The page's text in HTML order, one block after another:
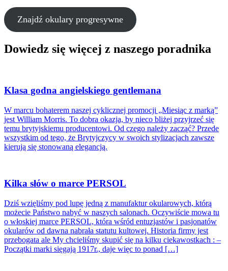
Znajdź okulary progresywne
Dowiedz się więcej z naszego poradnika
Klasa godna angielskiego gentlemana
W marcu bohaterem naszej cyklicznej promocji „Miesiąc z marką”
jest William Morris. To dobra okazja, by nieco bliżej przyjrzeć się
temu brytyjskiemu producentowi. Od czego należy zacząć? Przede
wszystkim od tego, że Brytyjczycy w swoich stylizacjach zawsze
kierują się stonowaną elegancją.
Kilka słów o marce PERSOL
Dziś wzięliśmy pod lupę jedną z manufaktur okularowych, którą
możecie Państwo nabyć w naszych salonach. Oczywiście mowa tu
o włoskiej marce PERSOL, która wśród entuzjastów i pasjonatów
okularów od dawna nabrała statutu kultowej. Historia firmy jest
przebogata ale My chcieliśmy skupić się na kilku ciekawostkach : –
Początki marki sięgają 1917r., daje więc to ponad […]